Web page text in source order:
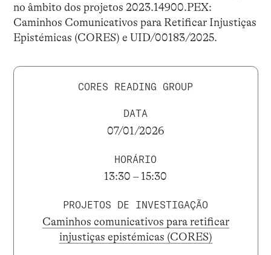
no âmbito dos projetos 2023.14900.PEX:
Caminhos Comunicativos para Retificar Injustiças
Epistémicas (CORES) e UID/00183/2025.
CORES READING GROUP
DATA
07/01/2026
HORÁRIO
13:30 – 15:30
PROJETOS DE INVESTIGAÇÃO
Caminhos comunicativos para retificar
injustiças epistémicas (CORES)